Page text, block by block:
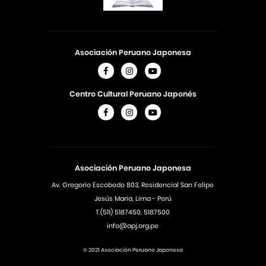
Asociación Peruano Japonesa
Av. Gregorio Escobedo 803, Residencial San Felipe
Jesús Maria, Lima - Perú
T.(511) 5187450, 5187500
info@apj.org.pe
Asociación Peruano Japonesa
Centro Cultural Peruano Japonés
© 2021 Asociación Peruano Japonesa